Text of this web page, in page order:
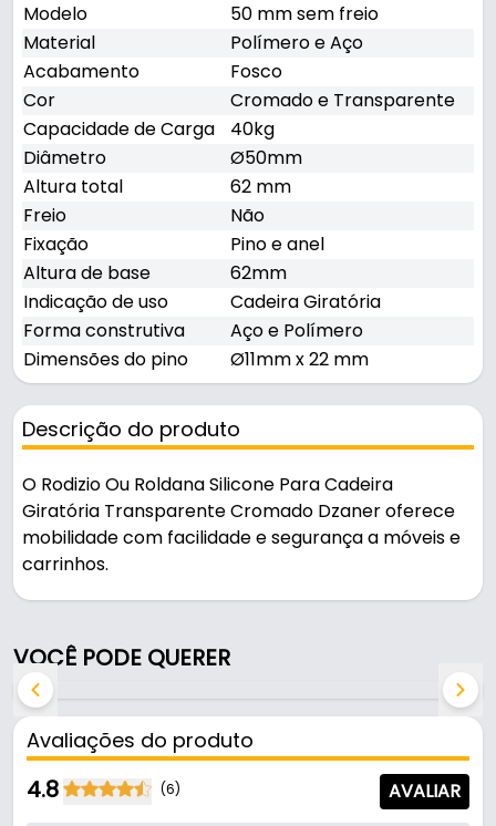
Modelo
50 mm sem freio
Material
Polímero e Aço
Acabamento
Fosco
Cor
Cromado e Transparente
Capacidade de Carga
40kg
Diâmetro
Ø50mm
Altura total
62 mm
Freio
Não
Fixação
Pino e anel
Altura de base
62mm
Indicação de uso
Cadeira Giratória
Forma construtiva
Aço e Polímero
Dimensões do pino
Ø11mm x 22 mm
Descrição do produto
O Rodizio Ou Roldana Silicone Para Cadeira
Giratória Transparente Cromado Dzaner oferece
mobilidade com facilidade e segurança a móveis e
carrinhos.
equipamentos.
Fabricado em Polímero e Aço com acabamento
fosco na cor cromado e transparente, é resistente
e durável no uso diário. Suporta 40kg. A fixação é
feita por pino e anel.
VOCÊ PODE QUERER
Avaliações do produto
4.8 (6) AVALIAR